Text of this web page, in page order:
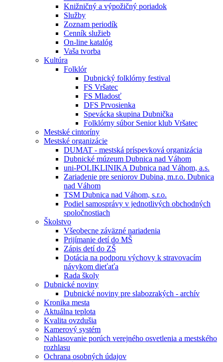
Knižničný a výpožičný poriadok
Služby
Zoznam periodík
Cenník služieb
On-line katalóg
Vaša tvorba
Kultúra
Folklór
Dubnický folklórny festival
FS Vršatec
FS Mladosť
DFS Prvosienka
Spevácka skupina Dubnička
Folklórny súbor Senior klub Vršatec
Mestské cintoríny
Mestské organizácie
DUMAT - mestská príspevková organizácia
Dubnické múzeum Dubnica nad Váhom
uni-POLIKLINIKA Dubnica nad Váhom, a.s.
Zariadenie pre seniorov Dubina, m.r.o. Dubnica
nad Váhom
TSM Dubnica nad Váhom, s.r.o.
Podiel samosprávy v jednotlivých obchodných
spoločnostiach
Školstvo
Všeobecne záväzné nariadenia
Prijímanie detí do MŠ
Zápis detí do ZŠ
Dotácia na podporu výchovy k stravovacím
návykom dieťaťa
Rada školy
Dubnické noviny
Dubnické noviny pre slabozrakých - archív
Kronika mesta
Aktuálna teplota
Kvalita ovzdušia
Kamerový systém
Nahlasovanie porúch verejného osvetlenia a mestského
rozhlasu
Ochrana osobných údajov